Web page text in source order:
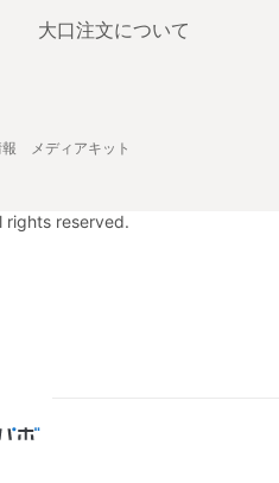
大口注文について
メディアキット
rights reserved.